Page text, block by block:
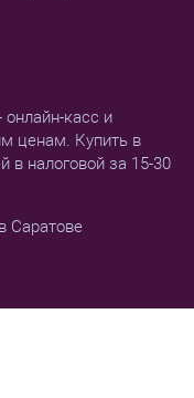
онлайн-касс и
ценам. Купить в
в налоговой за 15-30
Саратове